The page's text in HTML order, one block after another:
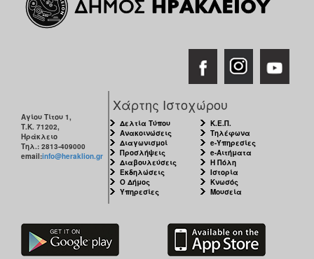
Αγίου Τίτου 1,
Τ.Κ. 71202,
Ηράκλειο
Τηλ.: 2813-409000
email:info@heraklion.gr
Χάρτης Ιστοχώρου
Δελτία Τύπου
Ανακοινώσεις
Διαγωνισμοί
Προσλήψεις
Διαβουλεύσεις
Εκδηλώσεις
Ο Δήμος
Υπηρεσίες
Κ.Ε.Π.
Τηλέφωνα
e-Υπηρεσίες
e-Αιτήματα
Η Πόλη
Ιστορία
Κνωσός
Μουσεία